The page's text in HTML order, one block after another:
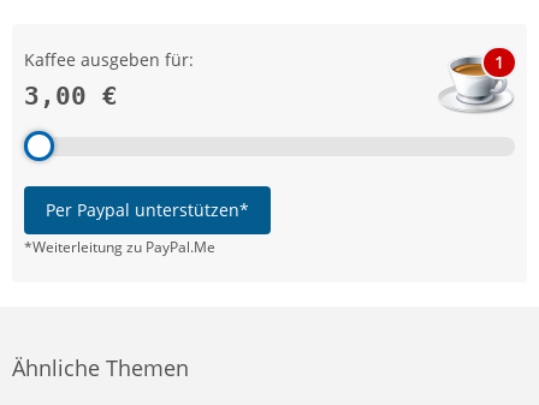
Kaffee ausgeben für:
3,00 €
1
Per Paypal unterstützen*
*Weiterleitung zu PayPal.Me
Ähnliche Themen